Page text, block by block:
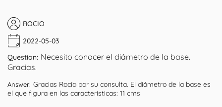
ROCIO
2022-05-03
Question: Necesito conocer el diámetro de la base.
Gracias.
Answer: Gracias Rocío por su consulta. El diámetro de la base es
el que figura en las características: 11 cms